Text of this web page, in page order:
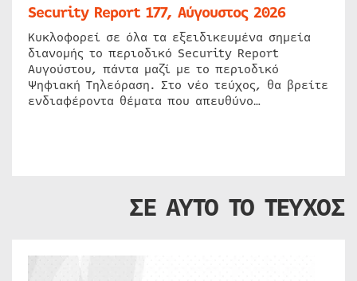
Security Report 177, Αύγουστος 2026
Κυκλοφορεί σε όλα τα εξειδικευμένα σημεία
διανομής το περιοδικό Security Report
Αυγούστου, πάντα μαζί με το περιοδικό
Ψηφιακή Τηλεόραση. Στο νέο τεύχος, θα βρείτε
ενδιαφέροντα θέματα που απευθύνο…
ΣΕ ΑΥΤΟ ΤΟ ΤΕΥΧΟΣ